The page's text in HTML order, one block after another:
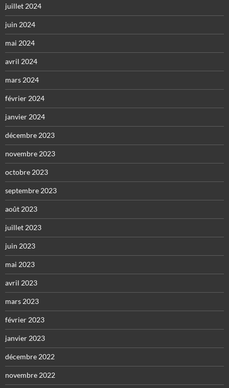
juillet 2024
juin 2024
mai 2024
avril 2024
mars 2024
février 2024
janvier 2024
décembre 2023
novembre 2023
octobre 2023
septembre 2023
août 2023
juillet 2023
juin 2023
mai 2023
avril 2023
mars 2023
février 2023
janvier 2023
décembre 2022
novembre 2022